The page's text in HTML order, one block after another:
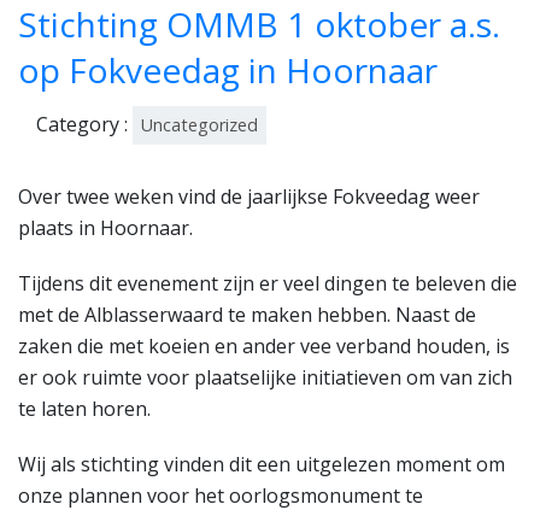
mb
er
201
6
Stichting OMMB 1 oktober a.s.
op Fokveedag in Hoornaar
Category : Uncategorized
Over twee weken vind de jaarlijkse Fokveedag weer
plaats in Hoornaar.
Tijdens dit evenement zijn er veel dingen te beleven die
met de Alblasserwaard te maken hebben. Naast de
zaken die met koeien en ander vee verband houden, is
er ook ruimte voor plaatselijke initiatieven om van zich
te laten horen.
Wij als stichting vinden dit een uitgelezen moment om
onze plannen voor het oorlogsmonument te